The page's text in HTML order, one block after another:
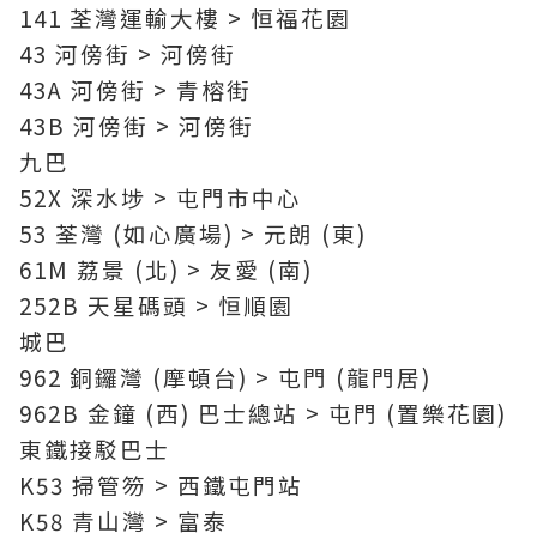
141 荃灣運輸大樓 > 恒福花園
43 河傍街 > 河傍街
43A 河傍街 > 青榕街
43B 河傍街 > 河傍街
九巴
52X 深水埗 > 屯門市中心
53 荃灣 (如心廣場) > 元朗 (東)
61M 荔景 (北) > 友愛 (南)
252B 天星碼頭 > 恒順園
城巴
962 銅鑼灣 (摩頓台) > 屯門 (龍門居)
962B 金鐘 (西) 巴士總站 > 屯門 (置樂花園)
東鐵接駁巴士
K53 掃管笏 > 西鐵屯門站
K58 青山灣 > 富泰